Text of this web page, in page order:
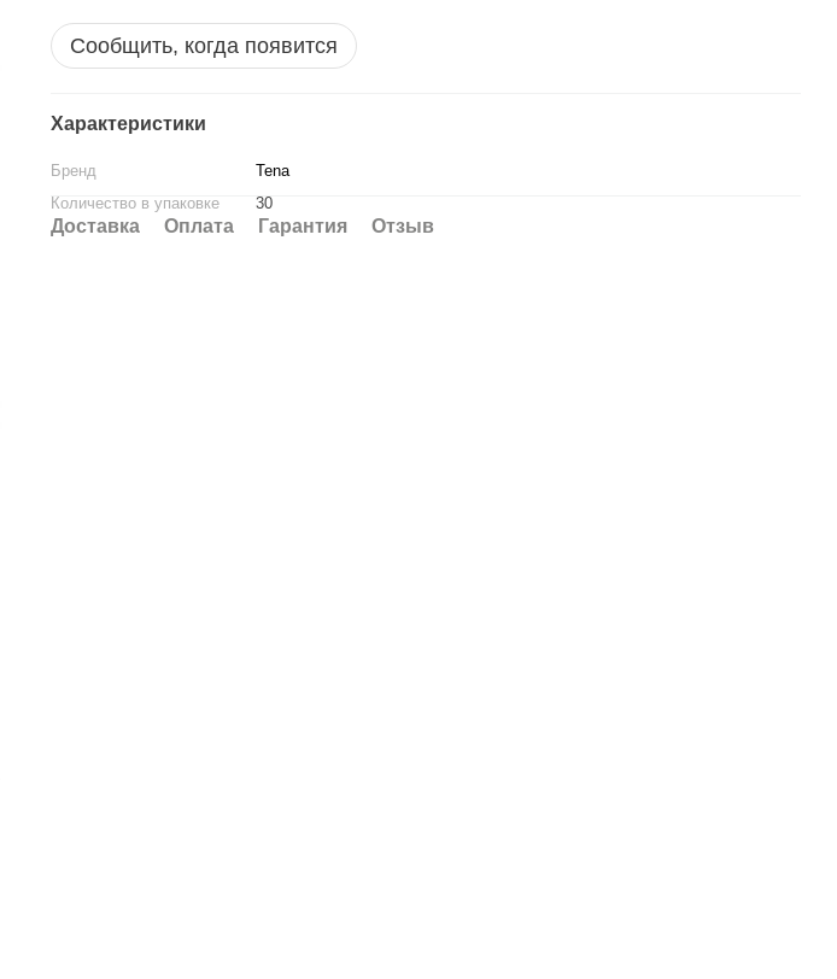
Сообщить, когда появится
Характеристики
Бренд
Tena
Количество в упаковке
30
Доставка Оплата Гарантия Отзыв